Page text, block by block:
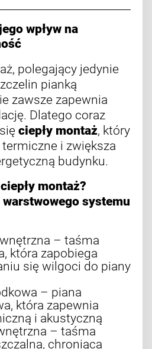
wpływ na
polegający jedynie
pianką
zawsze zapewnia
Dlatego coraz
ciepły montaż, który
i zwiększa
budynku.
montaż?
warstwowego systemu
– taśma
która zapobiega
się wilgoci do piany
– piana
która zapewnia
i akustyczną
– taśma
chroniąca